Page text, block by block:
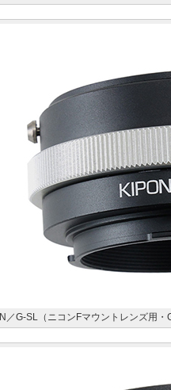
N／G-SL（ニコンFマウントレンズ用・